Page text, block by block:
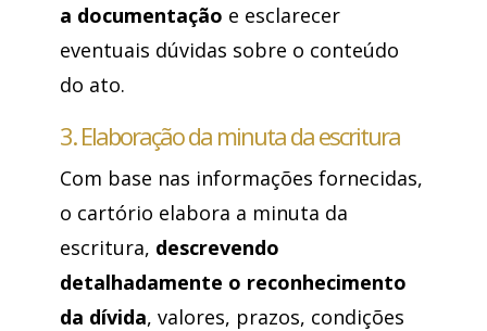
a documentação e esclarecer
eventuais dúvidas sobre o conteúdo
do ato.
3. Elaboração da minuta da escritura
Com base nas informações fornecidas,
o cartório elabora a minuta da
escritura, descrevendo
detalhadamente o reconhecimento
da dívida, valores, prazos, condições